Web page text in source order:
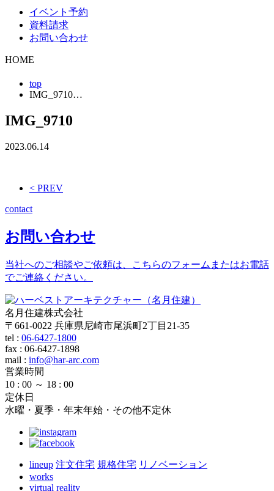
イベント予約
資料請求
お問い合わせ
HOME
top
IMG_9710…
IMG_9710
2023.06.14
< PREV
contact
お問い合わせ
当社へのご相談やご依頼は、こちらのフォームまたはお電話
でご連絡ください。
名月住建株式会社
〒661-0022 兵庫県尼崎市尾浜町2丁目21-35
tel : 06-6427-1800
fax : 06-6427-1898
mail : info@har-arc.com
営業時間
10 : 00 ～ 18 : 00
定休日
水曜・夏季・年末年始・その他不定休
lineup 注文住宅 規格住宅 リノベーション
works
virtual reality